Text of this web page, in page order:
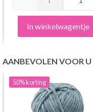
In winkelwagentje
AANBEVOLEN VOOR U
50%korting